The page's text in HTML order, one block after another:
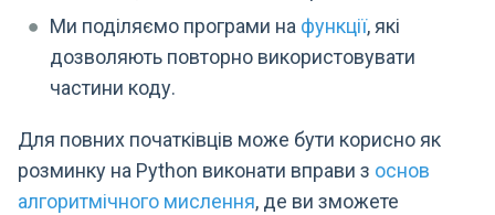
Ми поділяємо програми на функції, які
дозволяють повторно використовувати
частини коду.
Для повних початківців може бути корисно як
розминку на Python виконати вправи з основ
алгоритмічного мислення, де ви зможете